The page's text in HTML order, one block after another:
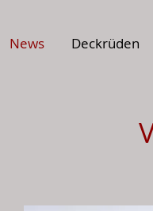
News Deckrüden